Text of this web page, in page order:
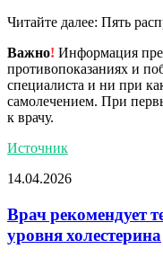
Читайте далее: Пять
Важно! Информация
противопоказаниях и
специалиста и ни при
самолечением. При
к врачу.
Источник
14.04.2026
Врач рекомендует
уровня холестерина